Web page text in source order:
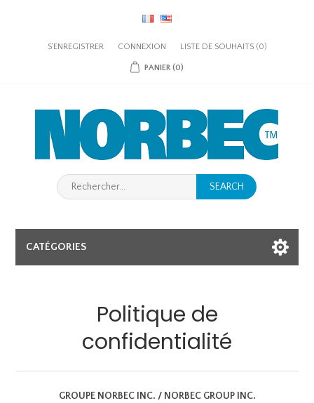
S'ENREGISTRER CONNEXION LISTE DE SOUHAITS (0)
PANIER (0)
SEARCH
CATÉGORIES
Politique de
confidentialité
GROUPE NORBEC INC. / NORBEC GROUP INC.